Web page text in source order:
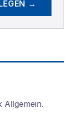
→
Allgemein.